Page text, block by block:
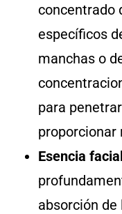
concentrado
específicos
manchas o
para
proporcionar
Esencia
absorción